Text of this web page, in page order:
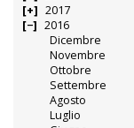
2017
2016
Dicembre
Novembre
Ottobre
Settembre
Agosto
Luglio